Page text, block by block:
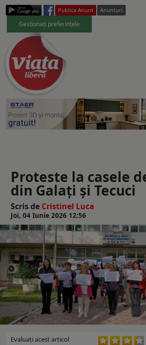
Publica Anunt Anunturi
Gestionați preferințele
Proteste la casele
din Galați și Tecuci
Scris de Cristinel Luca
Joi, 04 Iunie 2026 12:56
Evaluaţi acest articol